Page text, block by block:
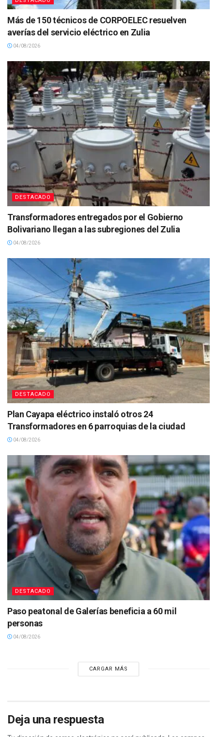
Más de 150 técnicos de CORPOELEC resuelven
averías del servicio eléctrico en Zulia
04/08/2026
DESTACADO
Transformadores entregados por el Gobierno
Bolivariano llegan a las subregiones del Zulia
04/08/2026
DESTACADO
Plan Cayapa eléctrico instaló otros 24
Transformadores en 6 parroquias de la ciudad
04/08/2026
DESTACADO
Paso peatonal de Galerías beneficia a 60 mil
personas
04/08/2026
CARGAR MÁS
Deja una respuesta